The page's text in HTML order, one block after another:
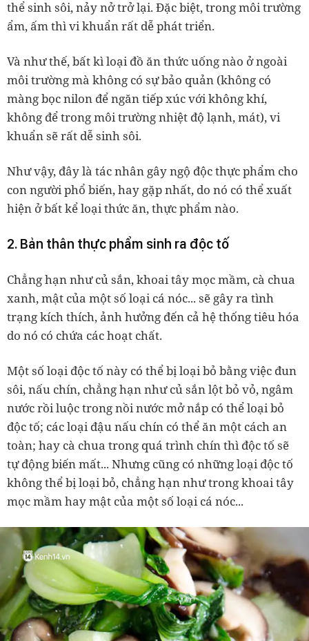
thể sinh sôi, nảy nở trở lại. Đặc biệt, trong môi trường
ẩm, ấm thì vi khuẩn rất dễ phát triển.
Và như thế, bất kì loại đồ ăn thức uống nào ở ngoài
môi trường mà không có sự bảo quản (không có
màng bọc nilon để ngăn tiếp xúc với không khí,
không để trong môi trường nhiệt độ lạnh, mát), vi
khuẩn sẽ rất dễ sinh sôi.
Như vậy, đây là tác nhân gây ngộ độc thực phẩm cho
con người phổ biến, hay gặp nhất, do nó có thể xuất
hiện ở bất kể loại thức ăn, thực phẩm nào.
2. Bản thân thực phẩm sinh ra độc tố
Chẳng hạn như củ sắn, khoai tây mọc mầm, cà chua
xanh, mật của một số loại cá nóc... sẽ gây ra tình
trạng kích thích, ảnh hưởng đến cả hệ thống tiêu hóa
do nó có chứa các hoạt chất.
Một số loại độc tố này có thể bị loại bỏ bằng việc đun
sôi, nấu chín, chẳng hạn như củ sắn lột bỏ vỏ, ngâm
nước rồi luộc trong nồi nước mở nắp có thể loại bỏ
độc tố; các loại đậu nấu chín có thể ăn một cách an
toàn; hay cà chua trong quá trình chín thì độc tố sẽ
tự động biến mất... Nhưng cũng có những loại độc tố
không thể bị loại bỏ, chẳng hạn như trong khoai tây
mọc mầm hay mật của một số loại cá nóc...